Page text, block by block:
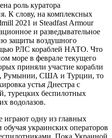
роль куратора
К слову, на комплексных
2021 и Steadfast Armour
и разведывательное
защиты воздушного
РЛС кораблей НАТО. Что
море в феврале текущего
приняли участие корабли
Румынии, США и Турции, то
устья Днестра с
турецких беспилотных
водолазов.
играют одну из главных
украинских операторов
Пока Украиной